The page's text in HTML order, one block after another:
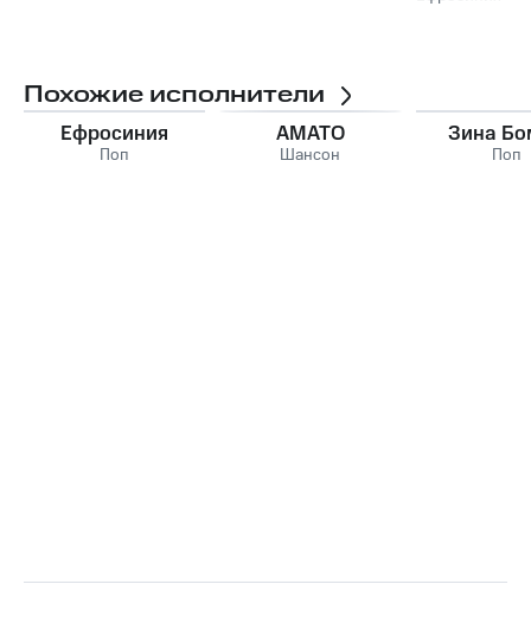
Похожие исполнители
Ефросиния
Поп
АМАТО
Шансон
Зина
Поп